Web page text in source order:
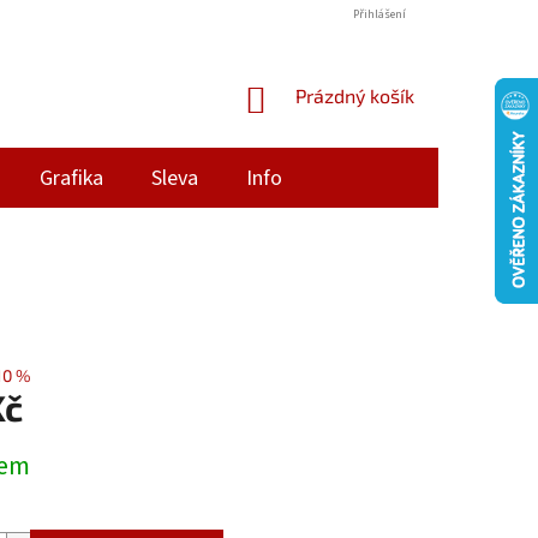
Přihlášení
NÁKUPNÍ
Prázdný košík
Grafika Sleva Info
%